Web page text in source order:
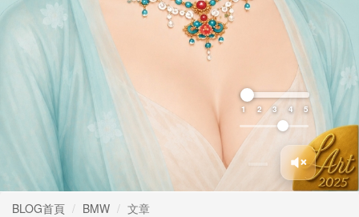
1 2 3 4 5
BLOG首頁 BMW 文章